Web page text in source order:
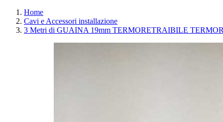
Home
Cavi e Accessori installazione
3 Metri di GUAINA 19mm TERMORETRAIBILE